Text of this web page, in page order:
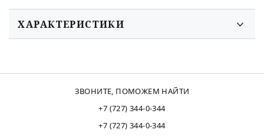
ХАРАКТЕРИСТИКИ
ЗВОНИТЕ, ПОМОЖЕМ НАЙТИ
+7 (727) 344-0-344
+7 (727) 344-0-344